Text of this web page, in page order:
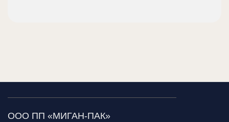
ООО ПП «МИГАН-ПАК»